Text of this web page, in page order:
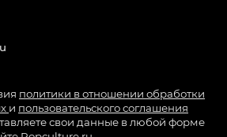
политики в отношении обработки
и пользовательского соглашения
свои данные в любой форме